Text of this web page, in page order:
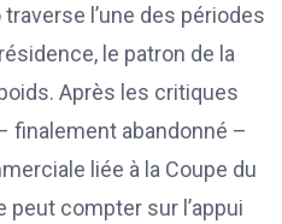
l’une des périodes
le patron de la
Après les critiques
finalement abandonné –
liée à la Coupe du
compter sur l’appui